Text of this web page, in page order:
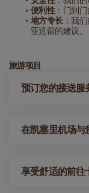
便利性：门到门
地方专长：我
亚逗留的建议。
旅游项目
预订您的接送服
在凯塞里机场与
享受舒适的前往